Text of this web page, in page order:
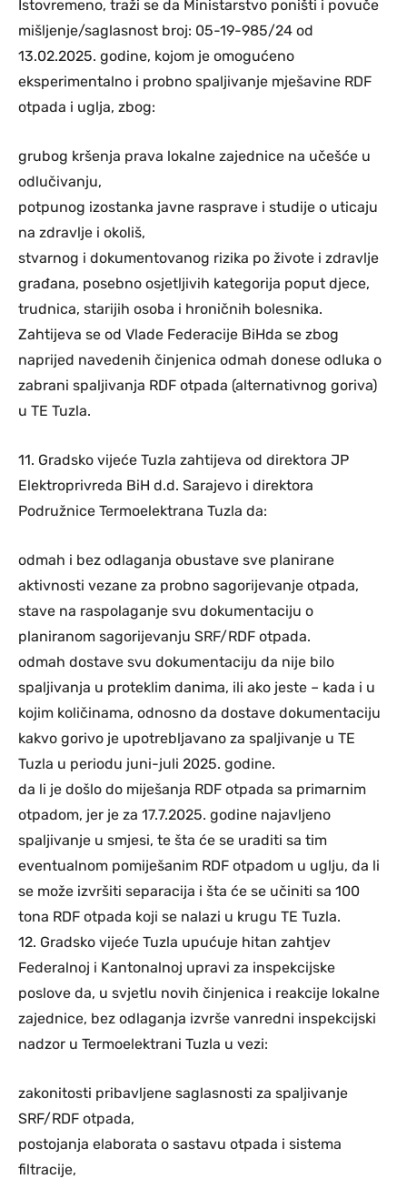
Istovremeno, traži se da Ministarstvo poništi i povuče
mišljenje/saglasnost broj: 05-19-985/24 od
13.02.2025. godine, kojom je omogućeno
eksperimentalno i probno spaljivanje mješavine RDF
otpada i uglja, zbog:
grubog kršenja prava lokalne zajednice na učešće u
odlučivanju,
potpunog izostanka javne rasprave i studije o uticaju
na zdravlje i okoliš,
stvarnog i dokumentovanog rizika po živote i zdravlje
građana, posebno osjetljivih kategorija poput djece,
trudnica, starijih osoba i hroničnih bolesnika.
Zahtijeva se od Vlade Federacije BiHda se zbog
naprijed navedenih činjenica odmah donese odluka o
zabrani spaljivanja RDF otpada (alternativnog goriva)
u TE Tuzla.
11. Gradsko vijeće Tuzla zahtijeva od direktora JP
Elektroprivreda BiH d.d. Sarajevo i direktora
Podružnice Termoelektrana Tuzla da:
odmah i bez odlaganja obustave sve planirane
aktivnosti vezane za probno sagorijevanje otpada,
stave na raspolaganje svu dokumentaciju o
planiranom sagorijevanju SRF/RDF otpada.
odmah dostave svu dokumentaciju da nije bilo
spaljivanja u proteklim danima, ili ako jeste – kada i u
kojim količinama, odnosno da dostave dokumentaciju
kakvo gorivo je upotrebljavano za spaljivanje u TE
Tuzla u periodu juni-juli 2025. godine.
da li je došlo do miješanja RDF otpada sa primarnim
otpadom, jer je za 17.7.2025. godine najavljeno
spaljivanje u smjesi, te šta će se uraditi sa tim
eventualnom pomiješanim RDF otpadom u uglju, da li
se može izvršiti separacija i šta će se učiniti sa 100
tona RDF otpada koji se nalazi u krugu TE Tuzla.
12. Gradsko vijeće Tuzla upućuje hitan zahtjev
Federalnoj i Kantonalnoj upravi za inspekcijske
poslove da, u svjetlu novih činjenica i reakcije lokalne
zajednice, bez odlaganja izvrše vanredni inspekcijski
nadzor u Termoelektrani Tuzla u vezi:
zakonitosti pribavljene saglasnosti za spaljivanje
SRF/RDF otpada,
postojanja elaborata o sastavu otpada i sistema
filtracije,